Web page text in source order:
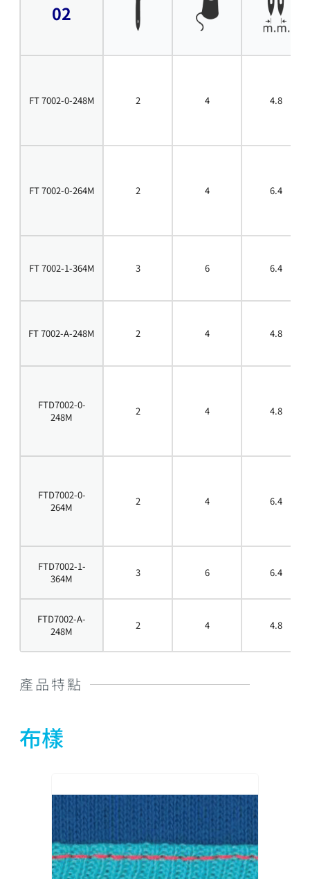
02
FT 7002-0-248M 2 4 4.8
FT 7002-0-264M 2 4 6.4
FT 7002-1-364M 3 6 6.4
FT 7002-A-248M 2 4 4.8
FTD7002-0-
248M
2 4 4.8
FTD7002-0-
264M
2 4 6.4
FTD7002-1-
364M
3 6 6.4
FTD7002-A-
248M
2 4 4.8
產品特點
布樣